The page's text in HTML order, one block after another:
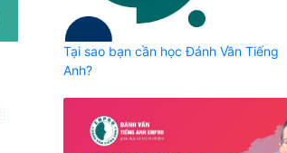
Tại sao bạn cần học Đánh Vần Tiếng
Anh?